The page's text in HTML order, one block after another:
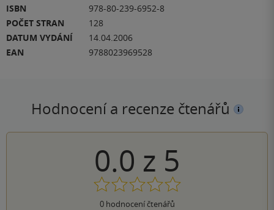
ISBN
978-80-239-6952-8
POČET STRAN
128
DATUM VYDÁNÍ
14.04.2006
EAN
9788023969528
Hodnocení a recenze čtenářů
0.0 z 5
0hodnocení čtenářů